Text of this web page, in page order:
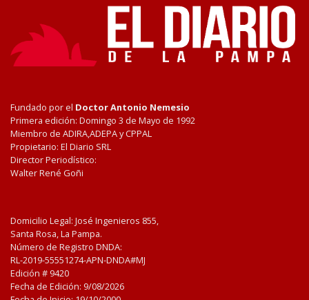
Fundado por el Doctor Antonio Nemesio
Primera edición: Domingo 3 de Mayo de 1992
Miembro de ADIRA,ADEPA y CPPAL
Propietario: El Diario SRL
Director Periodístico:
Walter René Goñi
Domicilio Legal: José Ingenieros 855,
Santa Rosa, La Pampa.
Número de Registro DNDA:
RL-2019-55551274-APN-DNDA#MJ
Edición # 9420
Fecha de Edición: 9/08/2026